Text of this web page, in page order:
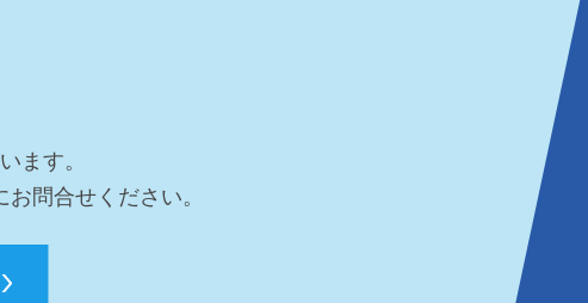
ます。
お問合せください。